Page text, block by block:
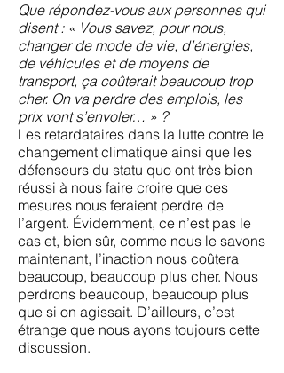
Que répondez-vous aux personnes qui
disent : « Vous savez, pour nous,
changer de mode de vie, d’énergies,
de véhicules et de moyens de
transport, ça coûterait beaucoup trop
cher. On va perdre des emplois, les
prix vont s’envoler… » ?
Les retardataires dans la lutte contre le
changement climatique ainsi que les
défenseurs du statu quo ont très bien
réussi à nous faire croire que ces
mesures nous feraient perdre de
l’argent. Évidemment, ce n’est pas le
cas et, bien sûr, comme nous le savons
maintenant, l’inaction nous coûtera
beaucoup, beaucoup plus cher. Nous
perdrons beaucoup, beaucoup plus
que si on agissait. D’ailleurs, c’est
étrange que nous ayons toujours cette
discussion.